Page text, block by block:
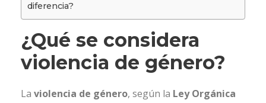
diferencia?
¿Qué se considera
violencia de género?
La violencia de género, según la Ley Orgánica